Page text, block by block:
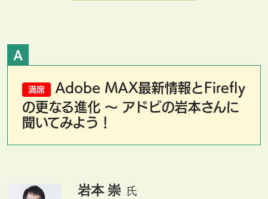
A
満席
Adobe MAX最新情報とFirefly
の更なる進化 〜 アドビの岩本さんに
聞いてみよう！
岩本 崇 氏